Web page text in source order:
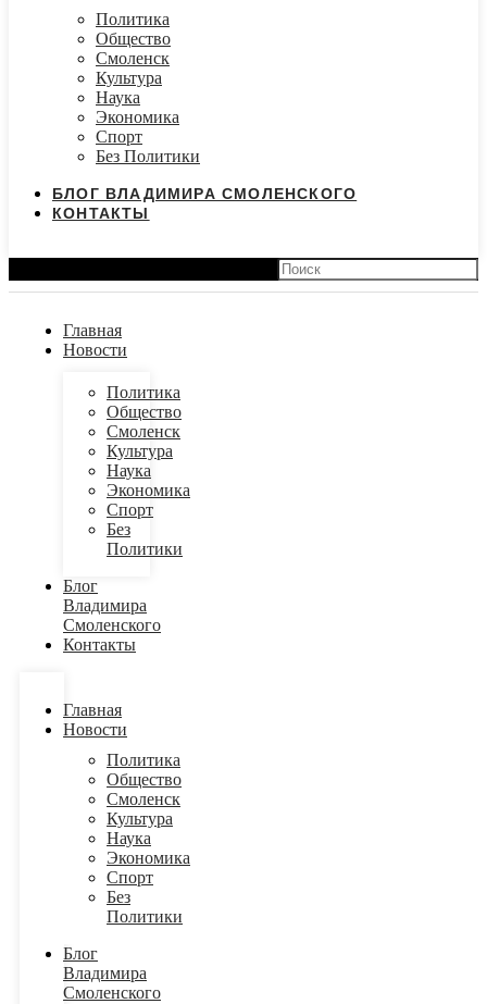
Политика
Общество
Смоленск
Культура
Наука
Экономика
Спорт
Без Политики
БЛОГ ВЛАДИМИРА СМОЛЕНСКОГО
КОНТАКТЫ
Главная
Новости
Политика
Общество
Смоленск
Культура
Наука
Экономика
Спорт
Без
Политики
Блог
Владимира
Смоленского
Контакты
Главная
Новости
Политика
Общество
Смоленск
Культура
Наука
Экономика
Спорт
Без
Политики
Блог
Владимира
Смоленского